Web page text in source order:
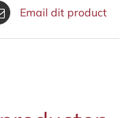
Email dit product